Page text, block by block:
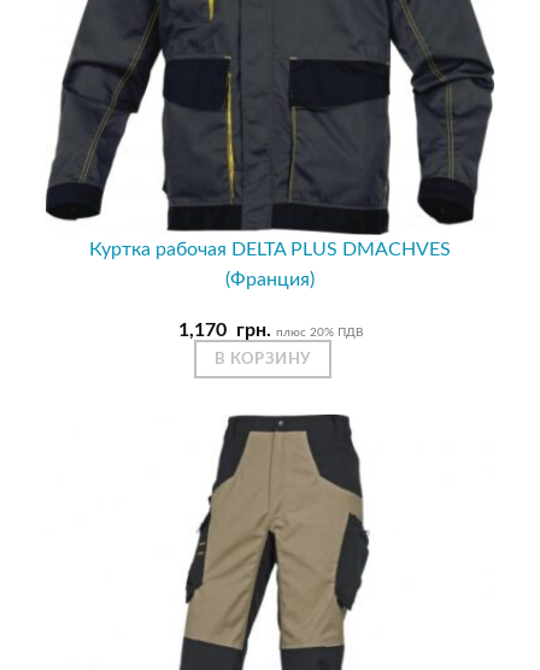
Куртка рабочая DELTA PLUS DMACHVES
(Франция)
1,170 грн. плюс 20% ПДВ
В КОРЗИНУ